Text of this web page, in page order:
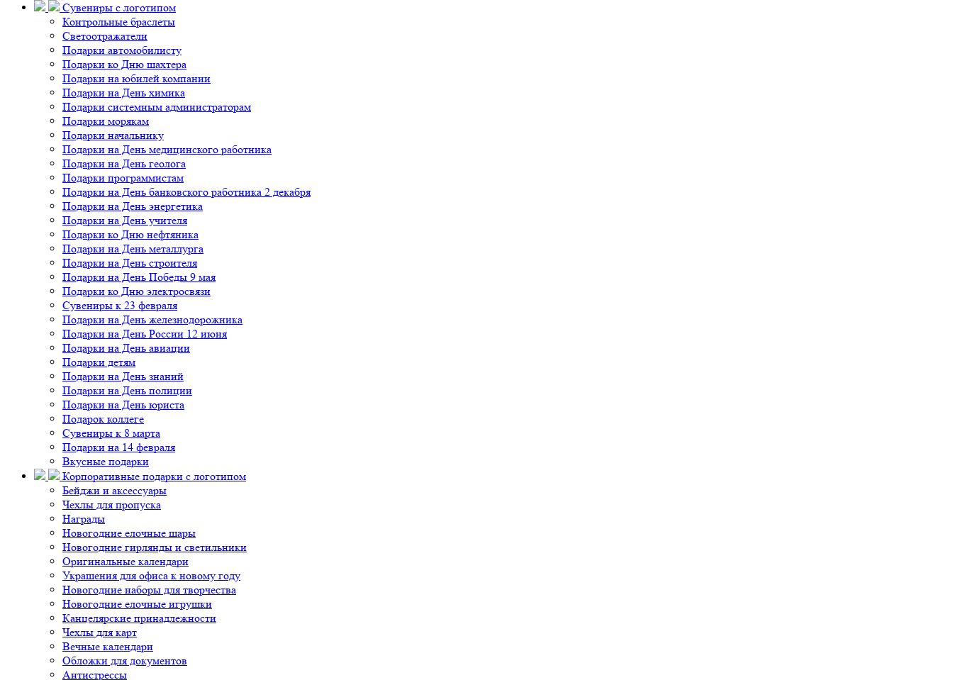
Сувениры с логотипом
Контрольные браслеты
Светоотражатели
Подарки автомобилисту
Подарки ко Дню шахтера
Подарки на юбилей компании
Подарки на День химика
Подарки системным администраторам
Подарки морякам
Подарки начальнику
Подарки на День медицинского работника
Подарки на День геолога
Подарки программистам
Подарки на День банковского работника 2 декабря
Подарки на День энергетика
Подарки на День учителя
Подарки ко Дню нефтяника
Подарки на День металлурга
Подарки на День строителя
Подарки на День Победы 9 мая
Подарки ко Дню электросвязи
Сувениры к 23 февраля
Подарки на День железнодорожника
Подарки на День России 12 июня
Подарки на День авиации
Подарки детям
Подарки на День знаний
Подарки на День полиции
Подарки на День юриста
Подарок коллеге
Сувениры к 8 марта
Подарки на 14 февраля
Вкусные подарки
Корпоративные подарки с логотипом
Бейджи и аксессуары
Чехлы для пропуска
Награды
Новогодние елочные шары
Новогодние гирлянды и светильники
Оригинальные календари
Украшения для офиса к новому году
Новогодние наборы для творчества
Новогодние елочные игрушки
Канцелярские принадлежности
Чехлы для карт
Вечные календари
Обложки для документов
Антистрессы